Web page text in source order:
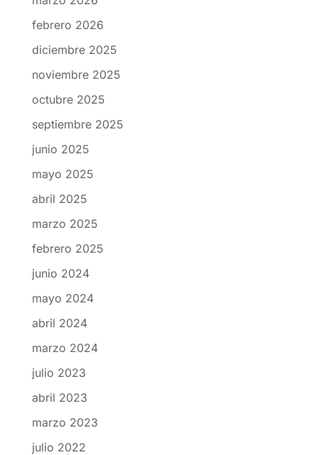
febrero 2026
diciembre 2025
noviembre 2025
octubre 2025
septiembre 2025
junio 2025
mayo 2025
abril 2025
marzo 2025
febrero 2025
junio 2024
mayo 2024
abril 2024
marzo 2024
julio 2023
abril 2023
marzo 2023
julio 2022